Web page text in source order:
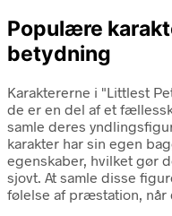
Populære
betydning
Karaktererne i "Littlest
de er en del af et
samle deres
karakter har sin egen
egenskaber, hvilket gør
sjovt. At samle disse
følelse af præstation, når